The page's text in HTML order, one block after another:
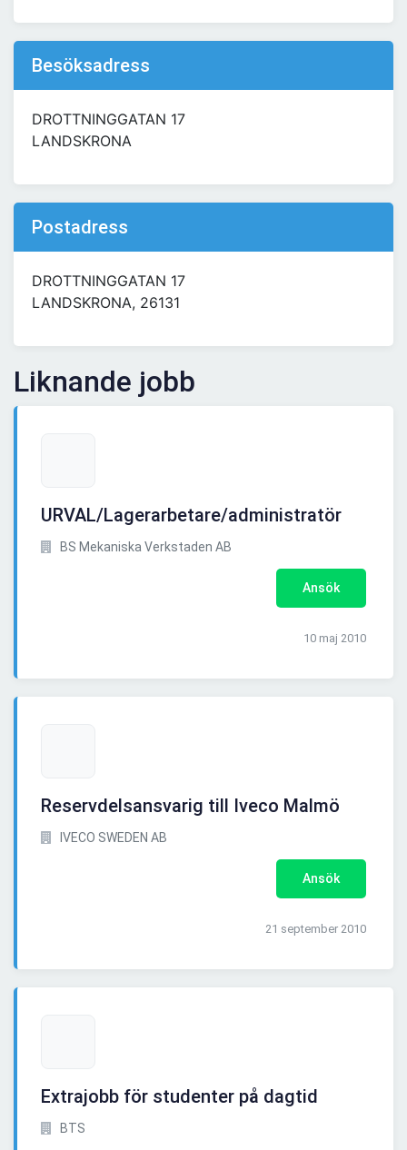
Besöksadress
DROTTNINGGATAN 17
LANDSKRONA
Postadress
DROTTNINGGATAN 17
LANDSKRONA, 26131
Liknande jobb
URVAL/Lagerarbetare/administratör
BS Mekaniska Verkstaden AB
Ansök
10 maj 2010
Reservdelsansvarig till Iveco Malmö
IVECO SWEDEN AB
Ansök
21 september 2010
Extrajobb för studenter på dagtid
BTS